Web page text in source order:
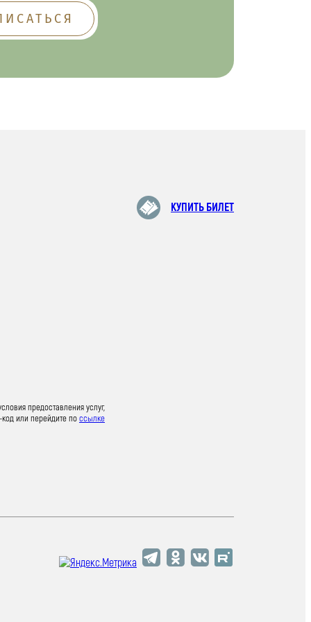
КУПИТЬ БИЛЕТ
предоставления услуг,
код или перейдите поссылке